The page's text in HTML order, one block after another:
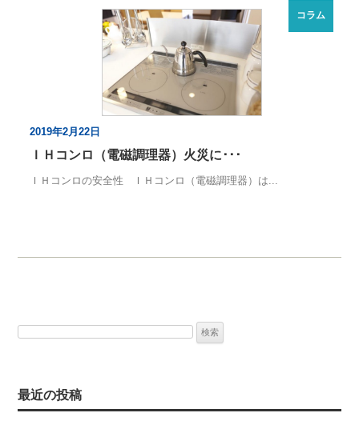
2019年2月22日
ＩＨコンロ（電磁調理器）火災に･･･
ＩＨコンロの安全性 ＩＨコンロ（電磁調理器）は...
コラム
検
最近の投稿